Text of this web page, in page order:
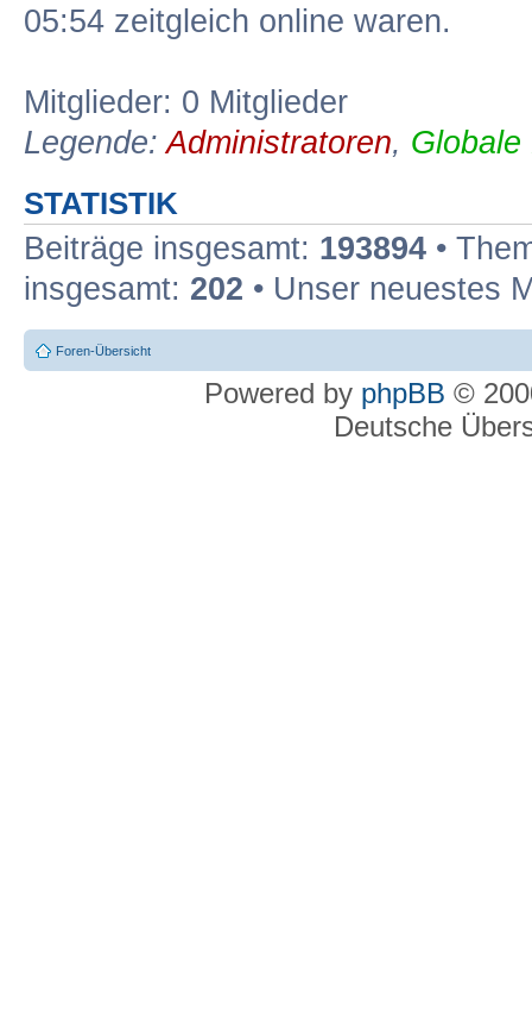
05:54 zeitgleich online waren.
Mitglieder: 0 Mitglieder
Legende:Administratoren, Globale
STATISTIK
Beiträge insgesamt: 193894 •
insgesamt: 202 • Unser neuestes
Foren-Übersicht
Powered by phpBB ©
Deutsche